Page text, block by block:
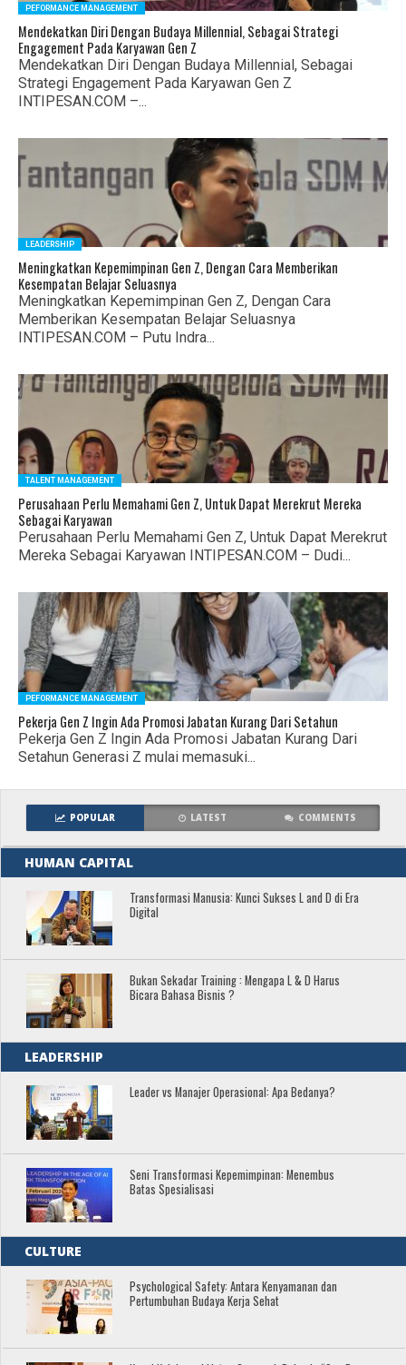
PEFORMANCE MANAGEMENT
Mendekatkan Diri Dengan Budaya Millennial, Sebagai Strategi
Engagement Pada Karyawan Gen Z
Mendekatkan Diri Dengan Budaya Millennial, Sebagai
Strategi Engagement Pada Karyawan Gen Z
INTIPESAN.COM –...
LEADERSHIP
Meningkatkan Kepemimpinan Gen Z, Dengan Cara Memberikan
Kesempatan Belajar Seluasnya
Meningkatkan Kepemimpinan Gen Z, Dengan Cara
Memberikan Kesempatan Belajar Seluasnya
INTIPESAN.COM – Putu Indra...
TALENT MANAGEMENT
Perusahaan Perlu Memahami Gen Z, Untuk Dapat Merekrut Mereka
Sebagai Karyawan
Perusahaan Perlu Memahami Gen Z, Untuk Dapat Merekrut
Mereka Sebagai Karyawan INTIPESAN.COM – Dudi...
PEFORMANCE MANAGEMENT
Pekerja Gen Z Ingin Ada Promosi Jabatan Kurang Dari Setahun
Pekerja Gen Z Ingin Ada Promosi Jabatan Kurang Dari
Setahun Generasi Z mulai memasuki...
POPULAR LATEST COMMENTS
HUMAN CAPITAL
Transformasi Manusia: Kunci Sukses L and D di Era
Digital
Bukan Sekadar Training : Mengapa L & D Harus
Bicara Bahasa Bisnis ?
LEADERSHIP
Leader vs Manajer Operasional: Apa Bedanya?
Seni Transformasi Kepemimpinan: Menembus
Batas Spesialisasi
CULTURE
Psychological Safety: Antara Kenyamanan dan
Pertumbuhan Budaya Kerja Sehat